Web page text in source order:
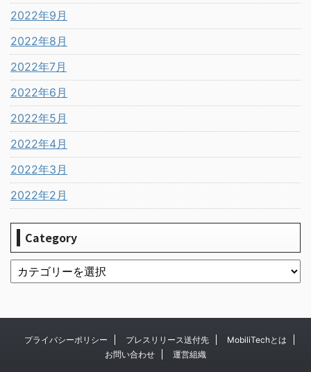
2022年9月
2022年8月
2022年7月
2022年6月
2022年5月
2022年4月
2022年3月
2022年2月
Category
プライバシーポリシー プレスリリース送付先
MobiliTechとは
お問い合わせ
運営組織